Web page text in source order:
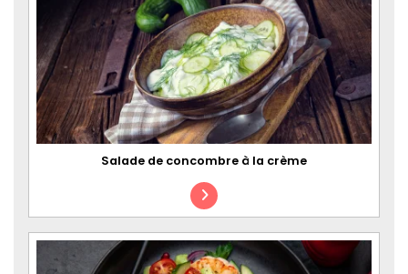
Salade de concombre à la crème